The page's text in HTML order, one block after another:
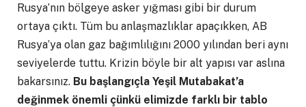
Rusya’nın bölgeye asker yığması gibi bir durum
ortaya çıktı. Tüm bu anlaşmazlıklar apaçıkken, AB
Rusya’ya olan gaz bağımlılığını 2000 yılından beri aynı
seviyelerde tuttu. Krizin böyle bir alt yapısı var aslına
bakarsınız. Bu başlangıçla Yeşil Mutabakat’a
değinmek önemli çünkü elimizde farklı bir tablo